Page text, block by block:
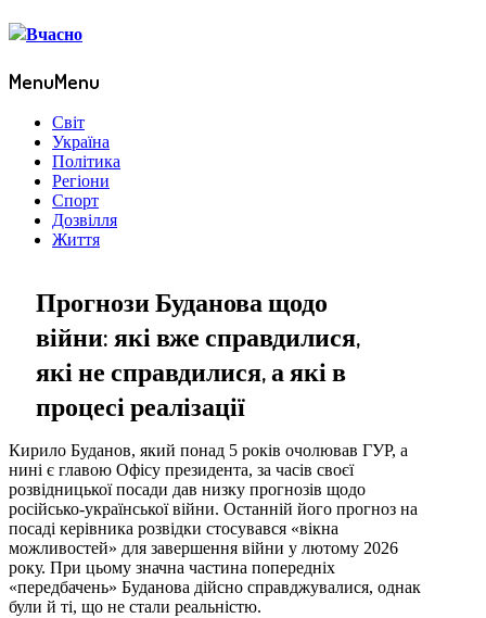
MenuMenu
Світ
Україна
Політика
Регіони
Спорт
Дозвілля
Життя
Прогнози Буданова щодо
війни: які вже справдилися,
які не справдилися, а які в
процесі реалізації
Кирило Буданов, який понад 5 років очолював ГУР, а
нині є главою Офісу президента, за часів своєї
розвідницької посади дав низку прогнозів щодо
російсько-української війни. Останній його прогноз на
посаді керівника розвідки стосувався «вікна
можливостей» для завершення війни у лютому 2026
року. При цьому значна частина попередніх
«передбачень» Буданова дійсно справджувалися, однак
були й ті, що не стали реальністю.